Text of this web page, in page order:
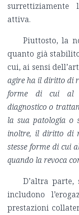
attiva.
Piuttosto, la
quanto già
cui, ai sensi
agire ha il diritto di
forme di cui al
diagnostico o
la sua patologia o
inoltre, il diritto di
stesse forme di cui
quando la revoca
D’altra
includono
prestazioni